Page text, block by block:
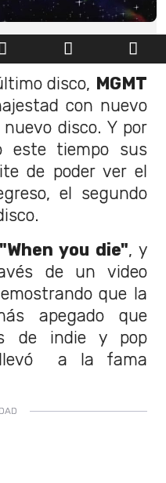
disco, MGMT
con nuevo
disco. Y por
este tiempo sus
de poder ver el
el segundo
"When you die", y
de un video
que la
apegado que
de indie y pop
llevó a la fama